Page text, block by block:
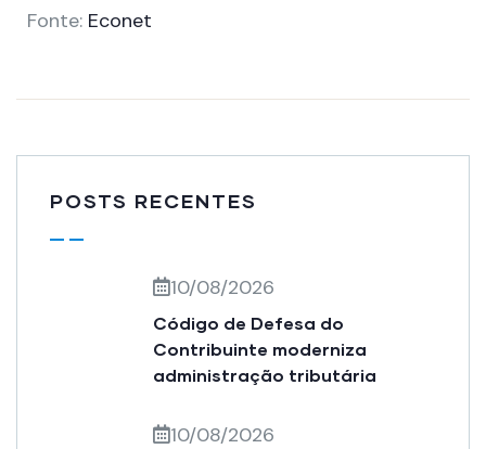
Fonte: Econet
POSTS RECENTES
10/08/2026
Código de Defesa do
Contribuinte moderniza
administração tributária
10/08/2026